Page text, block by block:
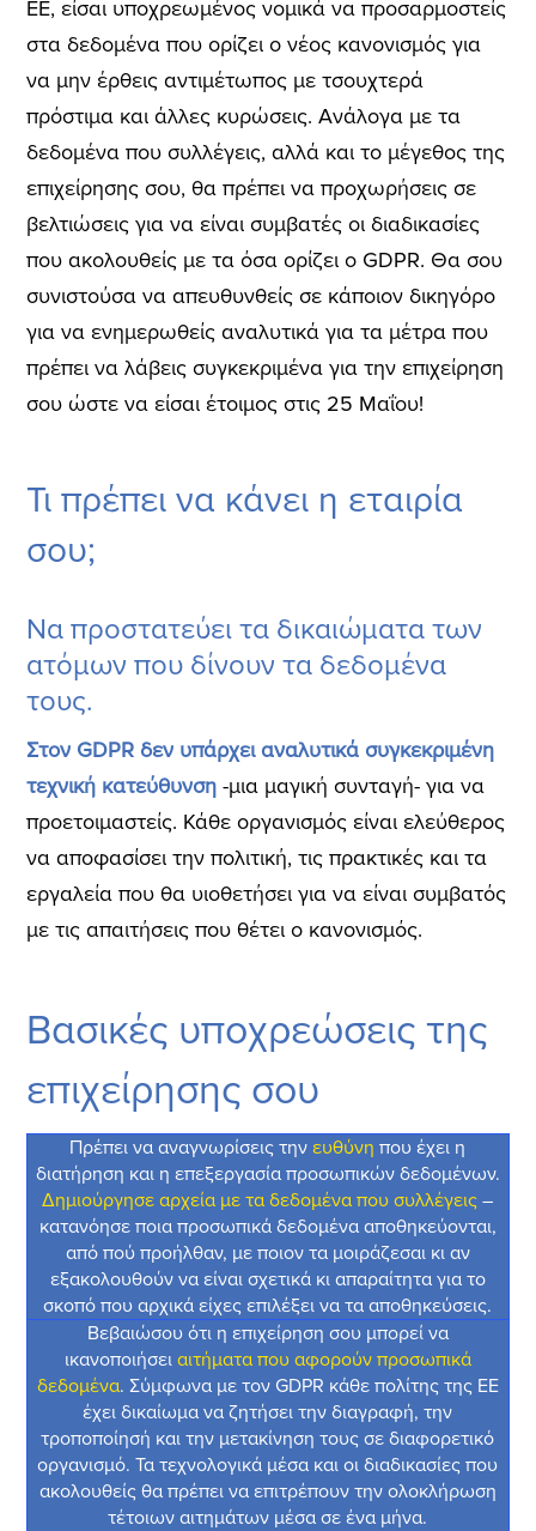
ΕΕ, είσαι υποχρεωμένος νομικά να προσαρμοστείς
στα δεδομένα που ορίζει ο νέος κανονισμός για
να μην έρθεις αντιμέτωπος με τσουχτερά
πρόστιμα και άλλες κυρώσεις. Ανάλογα με τα
δεδομένα που συλλέγεις, αλλά και το μέγεθος της
επιχείρησης σου, θα πρέπει να προχωρήσεις σε
βελτιώσεις για να είναι συμβατές οι διαδικασίες
που ακολουθείς με τα όσα ορίζει ο GDPR. Θα σου
συνιστούσα να απευθυνθείς σε κάποιον δικηγόρο
για να ενημερωθείς αναλυτικά για τα μέτρα που
πρέπει να λάβεις συγκεκριμένα για την επιχείρηση
σου ώστε να είσαι έτοιμος στις 25 Μαΐου!
Τι πρέπει να κάνει η εταιρία
σου;
Να προστατεύει τα δικαιώματα των
ατόμων που δίνουν τα δεδομένα
τους.
Στον GDPR δεν υπάρχει αναλυτικά συγκεκριμένη
τεχνική κατεύθυνση-μια μαγική συνταγή- για να
προετοιμαστείς. Κάθε οργανισμός είναι ελεύθερος
να αποφασίσει την πολιτική, τις πρακτικές και τα
εργαλεία που θα υιοθετήσει για να είναι συμβατός
με τις απαιτήσεις που θέτει ο κανονισμός.
Βασικές υποχρεώσεις της
επιχείρησης σου
Πρέπει να αναγνωρίσεις τηνευθύνη που έχει η
διατήρηση και η επεξεργασία προσωπικών δεδομένων.
Δημιούργησε αρχεία με τα δεδομένα που συλλέγεις –
κατανόησε ποια προσωπικά δεδομένα αποθηκεύονται,
από πού προήλθαν, με ποιον τα μοιράζεσαι κι αν
εξακολουθούν να είναι σχετικά κι απαραίτητα για το
σκοπό που αρχικά είχες επιλέξει να τα αποθηκεύσεις.
Βεβαιώσου ότι η επιχείρηση σου μπορεί να
ικανοποιήσει αιτήματα που αφορούν προσωπικά
δεδομένα. Σύμφωνα με τον GDPR κάθε πολίτης της ΕΕ
έχει δικαίωμα να ζητήσει την διαγραφή, την
τροποποίησή και την μετακίνηση τους σε διαφορετικό
οργανισμό. Τα τεχνολογικά μέσα και οι διαδικασίες που
ακολουθείς θα πρέπει να επιτρέπουν την ολοκλήρωση
τέτοιων αιτημάτων μέσα σε ένα μήνα.